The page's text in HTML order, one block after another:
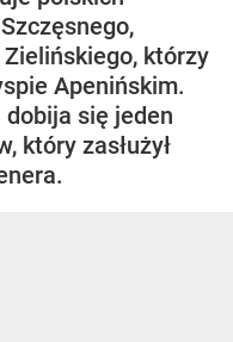
którzy
Apenińskim.
dobija się jeden
który zasłużył